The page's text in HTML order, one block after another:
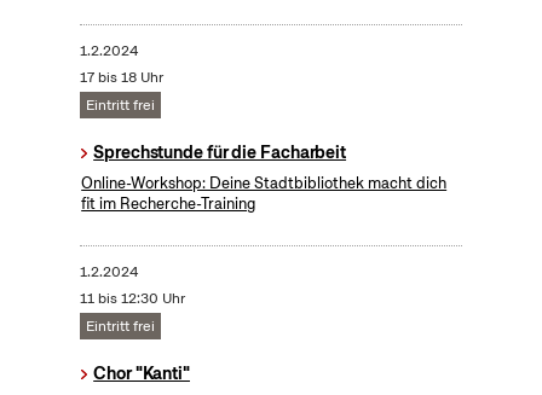
1.2.2024
17 bis 18 Uhr
Eintritt frei
Sprechstunde für die Facharbeit
Online-Workshop: Deine Stadtbibliothek macht dich
fit im Recherche-Training
1.2.2024
11 bis 12:30 Uhr
Eintritt frei
Chor "Kanti"